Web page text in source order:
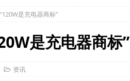
是充电器商标”
是充电器商标”
资讯